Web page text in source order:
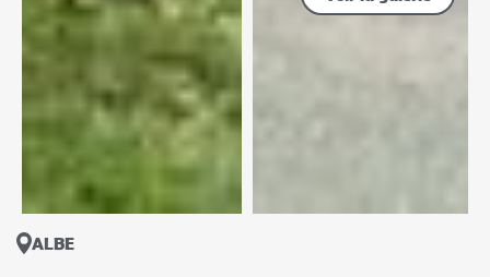
ALBE